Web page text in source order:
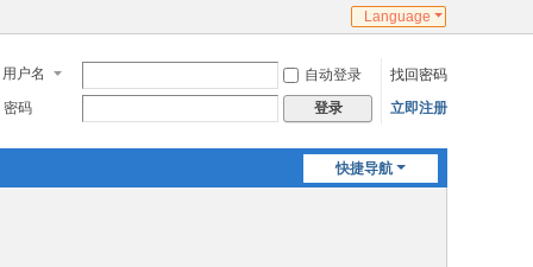
Language
用户名 自动登录
找回密码
密码
登录 立即注册
快捷导航